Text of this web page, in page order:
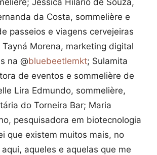
da Costa, sommelière e
passeios e viagens cervejeiras
Tayná Morena, marketing digital
na @bluebeetlemkt; Sulamita
de eventos e sommelière de
Lira Edmundo, sommelière,
do Torneira Bar; Maria
pesquisadora em biotecnologia
que existem muitos mais, no
aqueles e aquelas que me